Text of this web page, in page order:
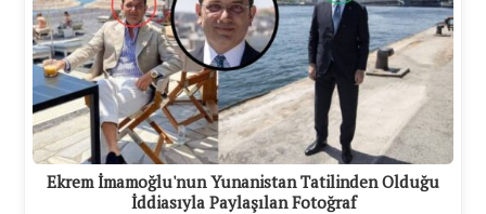
Ekrem İmamoğlu'nun Yunanistan Tatilinden Olduğu
İddiasıyla Paylaşılan Fotoğraf